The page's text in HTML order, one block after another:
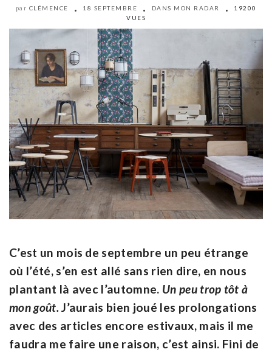
par CLÉMENCE 18 SEPTEMBRE DANS MON RADAR
19200
VUES
C’est un mois de septembre un peu étrange
où l’été, s’en est allé sans rien dire, en nous
plantant là avec l’automne. Un peu trop tôt à
mon goût.J’aurais bien joué les prolongations
avec des articles encore estivaux, mais il me
faudra me faire une raison, c’est ainsi. Fini de